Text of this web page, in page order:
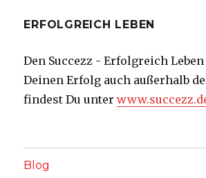
ERFOLGREICH LEBEN
Den Succezz - Erfolgreich
Deinen Erfolg auch außerhalb
findest Du unter
Blog